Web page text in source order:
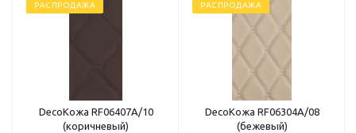
РАСПРОДАЖА
DecoКожа RF06407А/10
(коричневый)
РАСПРОДАЖА
DecoКожа RF06304А/08
(бежевый)